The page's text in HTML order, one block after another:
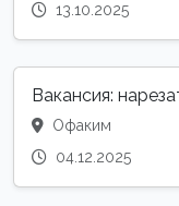
13.10.2025
Вакансия:
Офаким
04.12.2025